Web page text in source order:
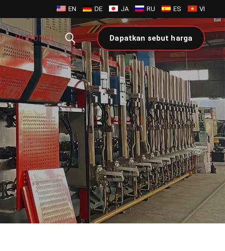
EN DE JA RU ES VI
HUBUNGI Dapatkan sebut harga